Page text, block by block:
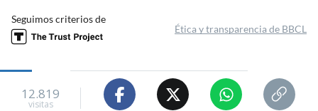
Seguimos criterios de
Ética y transparencia de BBCL
12.819
visitas